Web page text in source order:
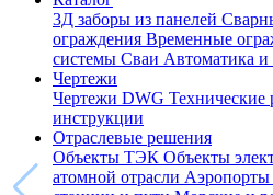
3Д заборы из панелей
ограждения Временные
системы Cваи Автоматика
Чертежи
Чертежи DWG Технические
инструкции
Отраслевые решения
Объекты ТЭК Объекты
атомной отрасли